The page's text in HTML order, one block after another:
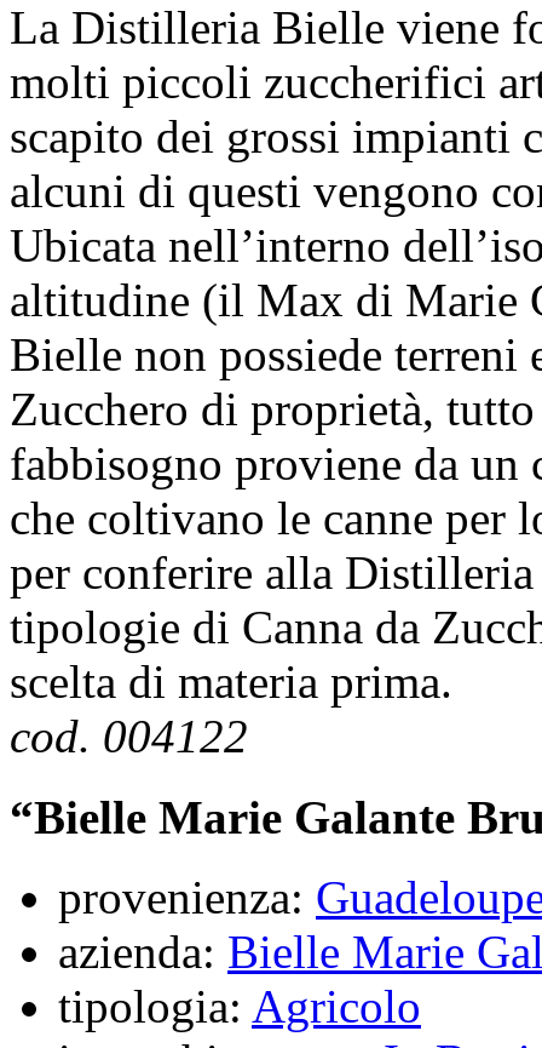
La Distilleria Bielle viene
molti piccoli zuccherifici
scapito dei grossi impianti
alcuni di questi vengono
Ubicata nell’interno
altitudine (il Max di Marie
Bielle non possiede terreni
Zucchero di proprietà,
fabbisogno proviene da
che coltivano le canne
per conferire alla
tipologie di Canna da
scelta di materia prima.
cod. 004122
“Bielle Marie Galante
provenienza:
azienda: Bielle Marie
tipologia: Agricolo